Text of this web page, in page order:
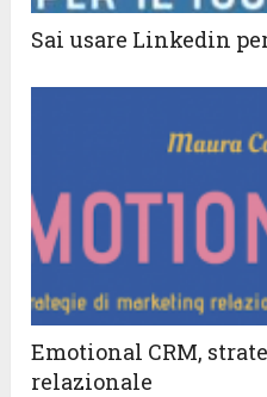
Sai usare Linkedin
Emotional CRM,
relazionale